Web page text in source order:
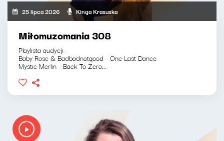
25 lipca 2026 Kinga Krasuska
Miłomuzomania 308
Playlista audycji:
Baby Rose & Badbadnotgood - One Last Dance
Mystic Merlin - Back To Zero...